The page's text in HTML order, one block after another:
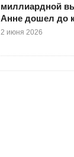
миллиардной
Анне дошел до
2 июня 2026